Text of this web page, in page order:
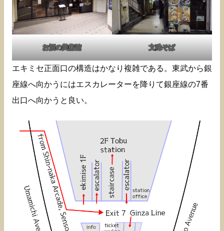
お酒の美術館 文殊そば
エキミセ正面口の構造はかなり複雑である。東武から銀
座線へ向かうにはエスカレーターを降りて銀座線の7番
出口へ向かうと良い。